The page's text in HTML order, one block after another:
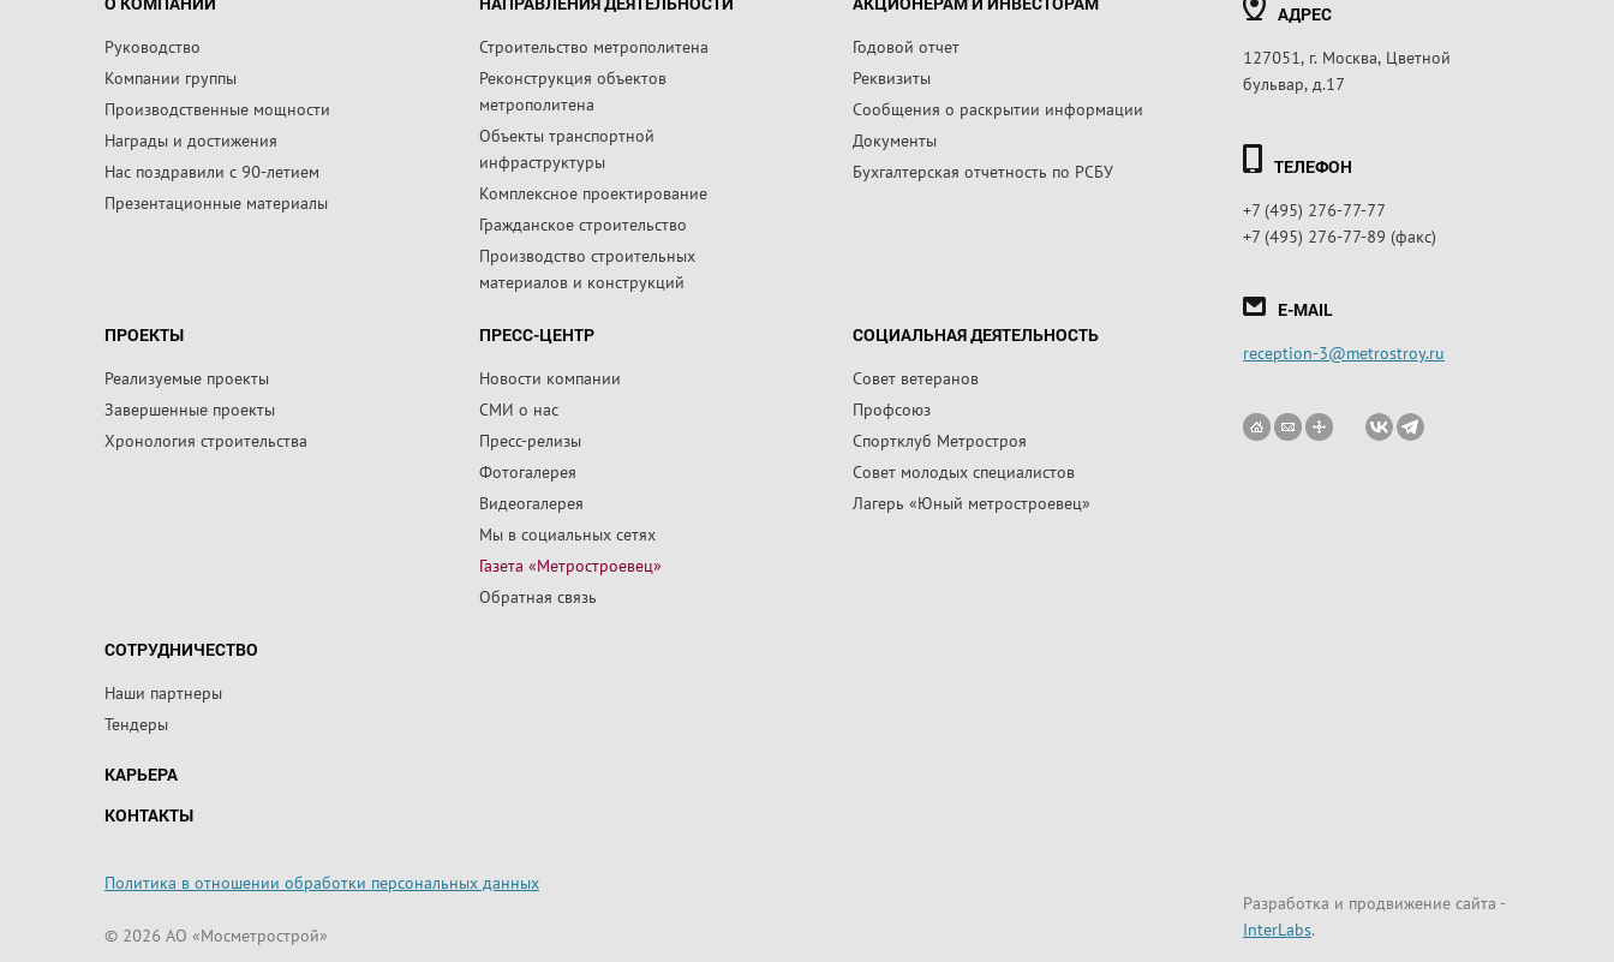
Руководство
Компании группы
Производственные мощности
Награды и достижения
Нас поздравили с 90-летием
Презентационные материалы
Строительство метрополитена
Реконструкция объектов
метрополитена
Объекты транспортной
инфраструктуры
Комплексное проектирование
Гражданское строительство
Производство строительных
материалов и конструкций
Годовой отчет
Реквизиты
Сообщения о раскрытии информации
Документы
Бухгалтерская отчетность по РСБУ
ПРОЕКТЫ
Реализуемые проекты
Завершенные проекты
Хронология строительства
ПРЕСС-ЦЕНТР
Новости компании
СМИ о нас
Пресс-релизы
Фотогалерея
Видеогалерея
Мы в социальных сетях
Газета «Метростроевец»
Обратная связь
СОЦИАЛЬНАЯ ДЕЯТЕЛЬНОСТЬ
Совет ветеранов
Профсоюз
Спортклуб Метростроя
Совет молодых специалистов
Лагерь «Юный метростроевец»
СОТРУДНИЧЕСТВО
Наши партнеры
Тендеры
КАРЬЕРА
КОНТАКТЫ
Политика в отношении обработки персональных данных
© 2026 АО «Мосметрострой»
АДРЕС
127051, г. Москва, Цветной
бульвар, д.17
ТЕЛЕФОН
+7 (495) 276-77-77
+7 (495) 276-77-89 (факс)
E-MAIL
reception-3@metrostroy.ru
Разработка и продвижение сайта -
InterLabs.